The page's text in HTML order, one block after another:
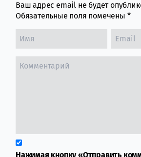
Ваш адрес email не будет
Обязательные поля помечены *
Нажимая кнопку «Отправить